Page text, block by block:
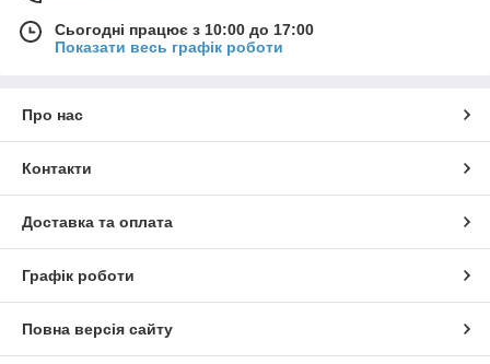
Сьогодні працює з 10:00 до 17:00
Показати весь графік роботи
Про нас
Контакти
Доставка та оплата
Графік роботи
Повна версія сайту